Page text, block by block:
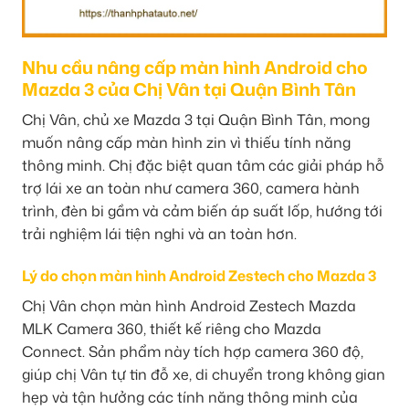
Nhu cầu nâng cấp màn hình Android cho
Mazda 3 của Chị Vân tại Quận Bình Tân
Chị Vân, chủ xe Mazda 3 tại Quận Bình Tân, mong
muốn nâng cấp màn hình zin vì thiếu tính năng
thông minh. Chị đặc biệt quan tâm các giải pháp hỗ
trợ lái xe an toàn như camera 360, camera hành
trình, đèn bi gầm và cảm biến áp suất lốp, hướng tới
trải nghiệm lái tiện nghi và an toàn hơn.
Lý do chọn màn hình Android Zestech cho Mazda 3
Chị Vân chọn màn hình Android Zestech Mazda
MLK Camera 360, thiết kế riêng cho Mazda
Connect. Sản phẩm này tích hợp camera 360 độ,
giúp chị Vân tự tin đỗ xe, di chuyển trong không gian
hẹp và tận hưởng các tính năng thông minh của